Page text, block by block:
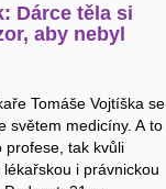
Dárce těla si
aby nebyl
Tomáše Vojtíška se
světem medicíny. A to
profese, tak kvůli
i právnickou